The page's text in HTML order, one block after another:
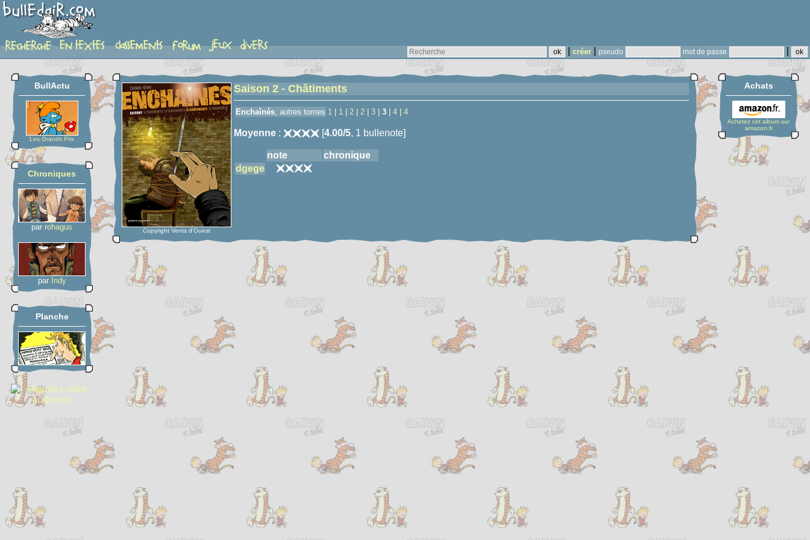
créer pseudo mot de passe
detail-etoiles
BullActu
Les Grands Prix
Chroniques
par rohagus
par Indy
Planche
Copyright Vents d'Ouest
Saison 2 - Châtiments
Enchaînés, autres tomes 1 1 2 2 3 3 4 4
Moyenne : [4.00/5, 1 bullenote]
note
chronique
dgege
Achats
Achetez cet album sur
amazon.fr